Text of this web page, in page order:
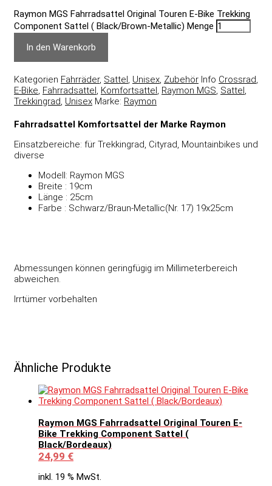
Raymon MGS Fahrradsattel Original Touren E-Bike Trekking
Component Sattel ( Black/Brown-Metallic) Menge
In den Warenkorb
Kategorien Fahrräder, Sattel, Unisex, Zubehör Info Crossrad,
E-Bike, Fahrradsattel, Komfortsattel, Raymon MGS, Sattel,
Trekkingrad, Unisex Marke: Raymon
Fahrradsattel Komfortsattel der Marke Raymon
Einsatzbereiche: für Trekkingrad, Cityrad, Mountainbikes und
diverse
Modell: Raymon MGS
Breite : 19cm
Länge : 25cm
Farbe : Schwarz/Braun-Metallic(Nr. 17) 19x25cm
Abmessungen können geringfügig im Millimeterbereich
abweichen.
Irrtümer vorbehalten
Ähnliche Produkte
Raymon MGS Fahrradsattel Original Touren E-
Bike Trekking Component Sattel (
Black/Bordeaux)
24,99 €
inkl. 19 % MwSt.